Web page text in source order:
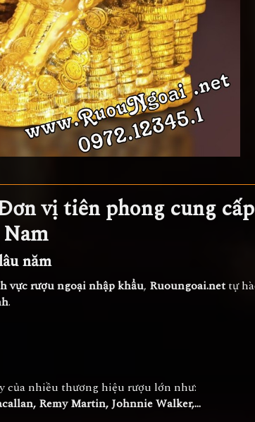
vị tiên phong cung
năm
vực rượu ngoại nhập khẩu, Ruoungoai.nettự
.
của nhiều thương hiệu rượu lớn như:
Remy Martin, Johnnie Walker,…